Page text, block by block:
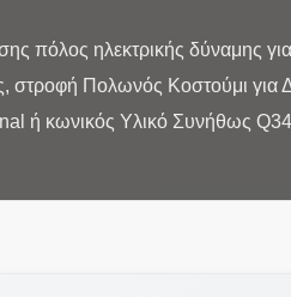
πόλος ηλεκτρικής δύναμης
Πολωνός Κοστούμι για